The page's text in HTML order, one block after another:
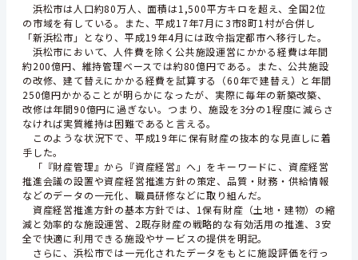
浜松市は人口約80万人、面積は1,500平方キロを超え、全国2位
の市域を有している。また、平成17年7月に3市8町1村が合併し
「新浜松市」となり、平成19年4月には政令指定都市へ移行した。
浜松市において、人件費を除く公共施設運営にかかる経費は年間
約200億円、維持管理ベースでは約80億円である。また、公共施設
の改修、建て替えにかかる経費を試算する（60年で建替え）と年間
250億円かかることが明らかになったが、実際に毎年の新築改築、
改修は年間90億円に過ぎない。つまり、施設を3分の1程度に減らさ
なければ実質維持は困難であると言える。
このような状況下で、平成19年に保有財産の抜本的な見直しに着
手した。
「『財産管理』から『資産経営』へ」をキーワードに、資産経営
推進会議の設置や資産経営推進方針の策定、品質・財務・供給情報
などのデータの一元化、職員研修などに取り組んだ。
資産経営推進方針の基本方針では、1保有財産（土地・建物）の縮
減と効率的な施設運営、2既存財産の戦略的な有効活用の推進、3安
全で快適に利用できる施設やサービスの提供を明記。
さらに、浜松市では一元化されたデータをもとに施設評価を行っ